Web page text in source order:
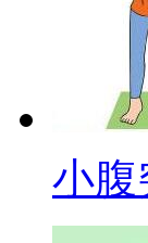
小腹